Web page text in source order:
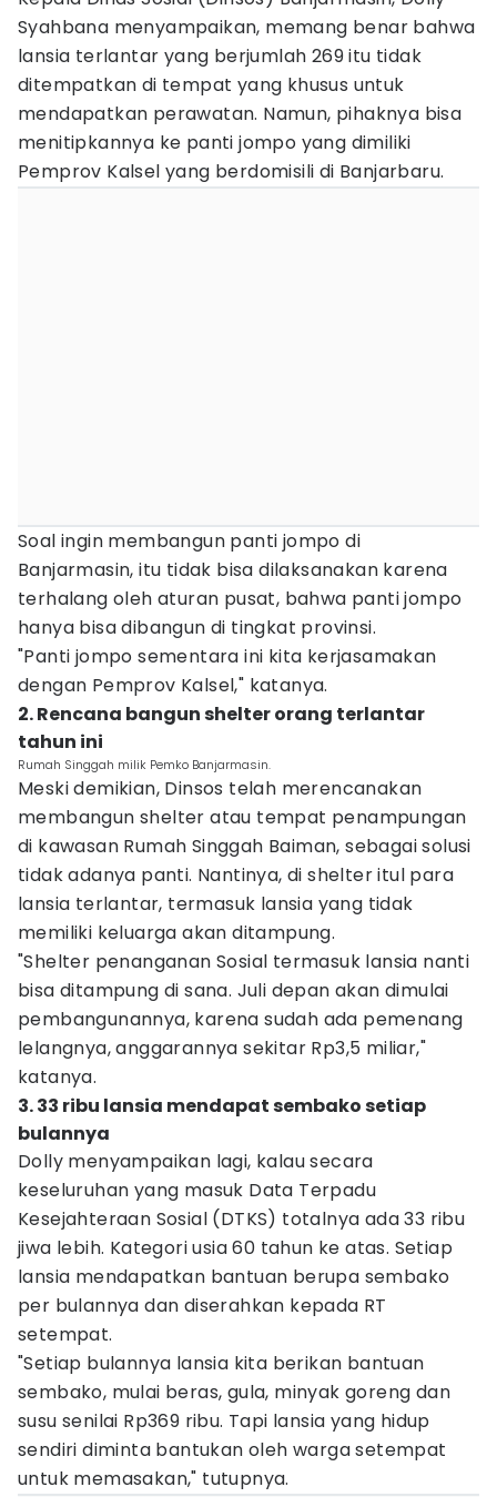
Syahbana menyampaikan, memang benar bahwa
lansia terlantar yang berjumlah 269 itu tidak
ditempatkan di tempat yang khusus untuk
mendapatkan perawatan. Namun, pihaknya bisa
menitipkannya ke panti jompo yang dimiliki
Pemprov Kalsel yang berdomisili di Banjarbaru.
Soal ingin membangun panti jompo di
Banjarmasin, itu tidak bisa dilaksanakan karena
terhalang oleh aturan pusat, bahwa panti jompo
hanya bisa dibangun di tingkat provinsi.
"Panti jompo sementara ini kita kerjasamakan
dengan Pemprov Kalsel," katanya.
2. Rencana bangun shelter orang terlantar
tahun ini
Rumah Singgah milik Pemko Banjarmasin.
Meski demikian, Dinsos telah merencanakan
membangun shelter atau tempat penampungan
di kawasan Rumah Singgah Baiman, sebagai solusi
tidak adanya panti. Nantinya, di shelter itul para
lansia terlantar, termasuk lansia yang tidak
memiliki keluarga akan ditampung.
"Shelter penanganan Sosial termasuk lansia nanti
bisa ditampung di sana. Juli depan akan dimulai
pembangunannya, karena sudah ada pemenang
lelangnya, anggarannya sekitar Rp3,5 miliar,"
katanya.
3. 33 ribu lansia mendapat sembako setiap
bulannya
Dolly menyampaikan lagi, kalau secara
keseluruhan yang masuk Data Terpadu
Kesejahteraan Sosial (DTKS) totalnya ada 33 ribu
jiwa lebih. Kategori usia 60 tahun ke atas. Setiap
lansia mendapatkan bantuan berupa sembako
per bulannya dan diserahkan kepada RT
setempat.
"Setiap bulannya lansia kita berikan bantuan
sembako, mulai beras, gula, minyak goreng dan
susu senilai Rp369 ribu. Tapi lansia yang hidup
sendiri diminta bantukan oleh warga setempat
untuk memasakan," tutupnya.